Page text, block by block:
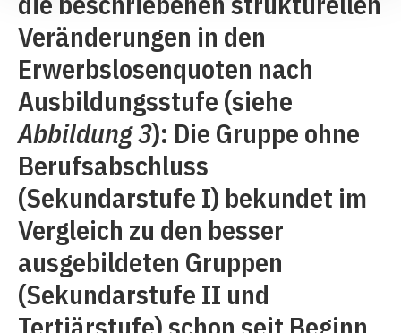
Veränderungen in den
Erwerbslosenquoten nach
Ausbildungsstufe (siehe
Abbildung 3): Die Gruppe ohne
Berufsabschluss
(Sekundarstufe I) bekundet im
Vergleich zu den besser
ausgebildeten Gruppen
(Sekundarstufe II und